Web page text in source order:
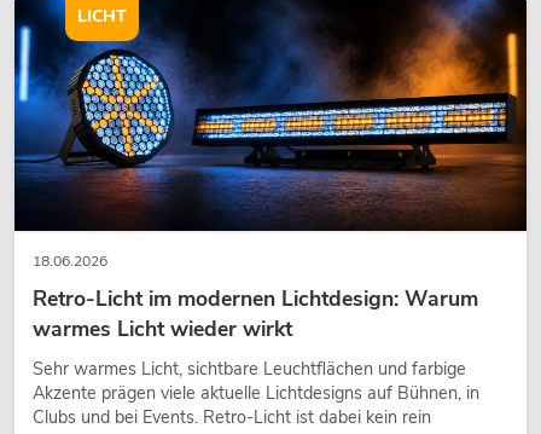
18.06.2026
Retro-Licht im modernen Lichtdesign: Warum
warmes Licht wieder wirkt
Sehr warmes Licht, sichtbare Leuchtflächen und farbige
Akzente prägen viele aktuelle Lichtdesigns auf Bühnen, in
Clubs und bei Events. Retro-Licht ist dabei kein rein
LICHT